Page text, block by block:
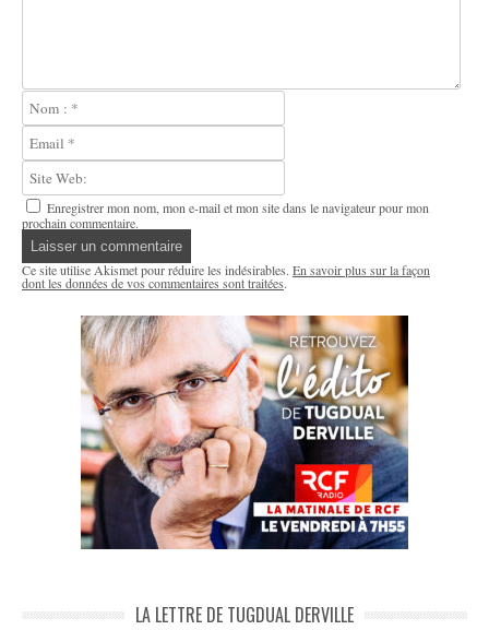
Enregistrer mon nom, mon e-mail et mon site dans le navigateur pour mon
prochain commentaire.
Ce site utilise Akismet pour réduire les indésirables. En savoir plus sur la façon
dont les données de vos commentaires sont traitées.
LA LETTRE DE TUGDUAL DERVILLE